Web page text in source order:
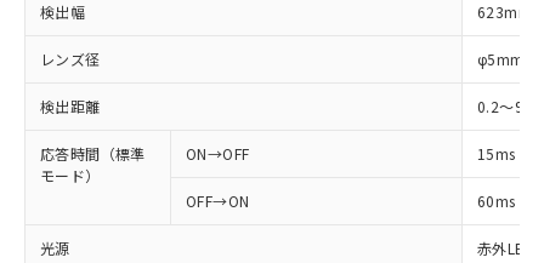
検出幅 623mm
レンズ径 φ5mm
検出距離 0.2～9m
応答時間（標準
モード）
ON→OFF 15ms
OFF→ON 60ms
光源 赤外LED